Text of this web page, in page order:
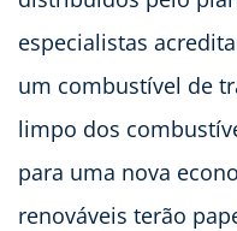
especialistas
um combustível de
limpo dos
para uma nova
renováveis terão